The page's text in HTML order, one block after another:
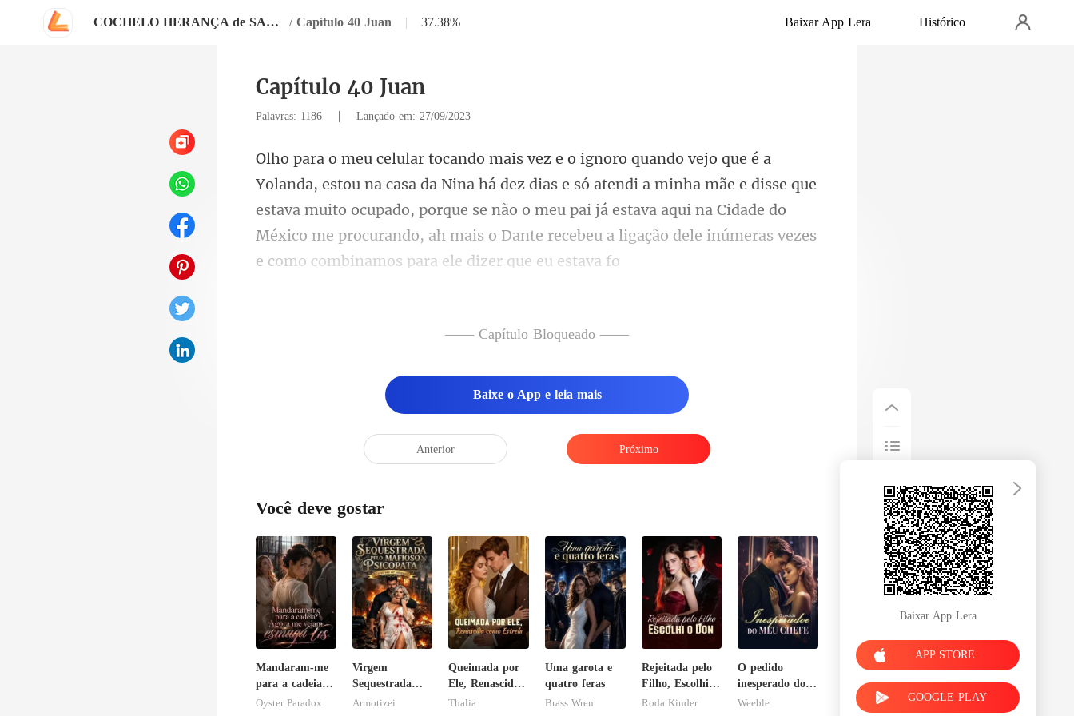
COCHELO HERANÇA de SANGUE / Capítulo 40 Juan | 37.38% Baixar App Lera Histórico
Capítulo 40 Juan
Palavras: 1186 | Lançado em: 27/09/2023
só atendi a minha mãe e disse que
estava muito ocupado, porque se não o meu pai já estava aqui na Cidade do
México
—— Capítulo Bloqueado ——
Baixe o App e leia mais
Anterior Próximo
Você deve gostar
Mandaram-me
para a cadeia?
Agora me
Oyster Paradox
Virgem
Sequestrada
pelo Mafioso
Armotizei
Queimada por
Ele, Renascida
como Estrela
Thalia
Uma garota e
quatro feras
Brass Wren
Rejeitada pelo
Filho, Escolhi o
Don
Roda Kinder
O pedido
inesperado do
meu chefe
Weeble
Baixar App Lera
APP STORE
GOOGLE PLAY